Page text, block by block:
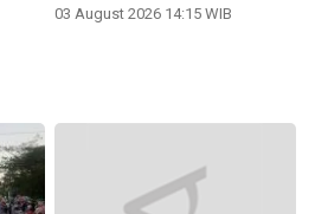
03 August 2026 14:15 WIB